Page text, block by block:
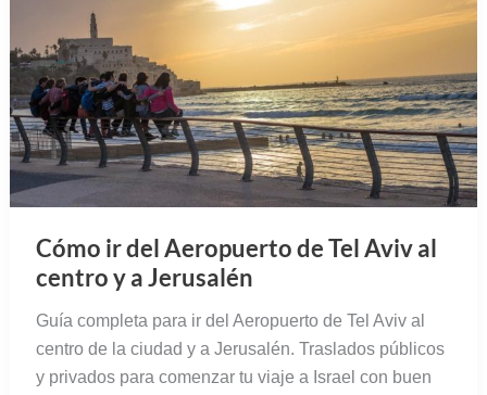
Cómo ir del Aeropuerto de Tel Aviv al
centro y a Jerusalén
Guía completa para ir del Aeropuerto de Tel Aviv al
centro de la ciudad y a Jerusalén. Traslados públicos
y privados para comenzar tu viaje a Israel con buen